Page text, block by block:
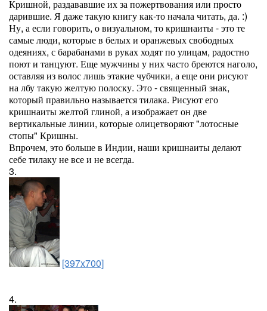
Кришной, раздававшие их за пожертвования или просто
дарившие. Я даже такую книгу как-то начала читать, да. :)
Ну, а если говорить, о визуальном, то кришнаиты - это те
самые люди, которые в белых и оранжевых свободных
одеяниях, с барабанами в руках ходят по улицам, радостно
поют и танцуют. Еще мужчины у них часто бреются наголо,
оставляя из волос лишь этакие чубчики, а еще они рисуют
на лбу такую желтую полоску. Это - священный знак,
который правильно называется тилака. Рисуют его
кришнаиты желтой глиной, а изображает он две
вертикальные линии, которые олицетворяют "лотосные
стопы" Кришны.
Впрочем, это больше в Индии, наши кришнаиты делают
себе тилаку не все и не всегда.
3.
[397x700]
4.